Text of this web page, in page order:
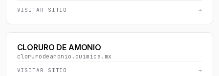
VISITAR SITIO →
CLORURO DE AMONIO
clorurodeamonio.quimica.mx
VISITAR SITIO →